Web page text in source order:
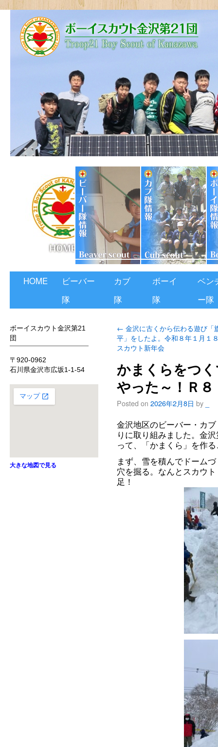
HOME
ビーバー
隊
カブ
隊
ボーイ
隊
ベン
ー隊
ボーイスカウト金沢第21
団
〒920-0962
石川県金沢市広坂1-1-54
大きな地図で見る
← 金沢に古くから伝わる遊び「
平」をしたよ。令和８年１月
スカウト新年会
かまくらをつ
やった～！Ｒ８
Posted on 2026年2月8日 by
金沢地区のビーバー・カ
りに取り組みました。金
って、「かまくら」を作
まず、雪を積んでドーム
穴を掘る。なんとスカウ
足！